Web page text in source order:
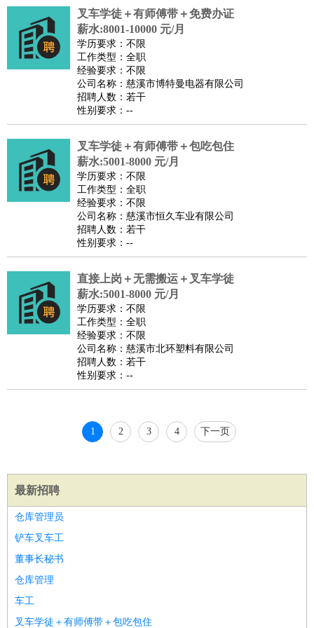
医疗/药剂： 医生 护士 药剂师 理疗师 导医 营养师 心理医生
运动/健身： 健身教练 瑜伽教练
助理 体育解说员 体育记者
污水处理 环保检测 环境管理 环境绿化 水质检测员
介
房产内勤 房产评估师
建筑/装修
土木工程 工程监理 造价师
测绘员 建筑工 装修工
人事/行政：文员 前台 秘书 人事专员
招聘专员 招聘经理 猎头顾问 培训专员
总监 总裁助理 副总裁
CPO
农林牧渔
养殖人员 饲养业务 农艺师 畜牧师 饲料研发
好玩职业： 酒店试睡员 美食品尝师 旅游体验师
睡员 狗粮试吃员 手模
酒师
叉车学徒＋有师傅带＋免费办证
薪水:8001-10000 元/月
学历要求：不限
工作类型：全职
经验要求：不限
公司名称：慈溪市博特曼电器有限公司
招聘人数：若干
性别要求：--
叉车学徒＋有师傅带＋包吃包住
薪水:5001-8000 元/月
学历要求：不限
工作类型：全职
经验要求：不限
公司名称：慈溪市恒久车业有限公司
招聘人数：若干
性别要求：--
直接上岗＋无需搬运＋叉车学徒
薪水:5001-8000 元/月
学历要求：不限
工作类型：全职
经验要求：不限
公司名称：慈溪市北环塑料有限公司
招聘人数：若干
性别要求：--
1 2 3 4 下一页
最新招聘
仓库管理员
铲车叉车工
董事长秘书
仓库管理
车工
叉车学徒＋有师傅带＋包吃包住